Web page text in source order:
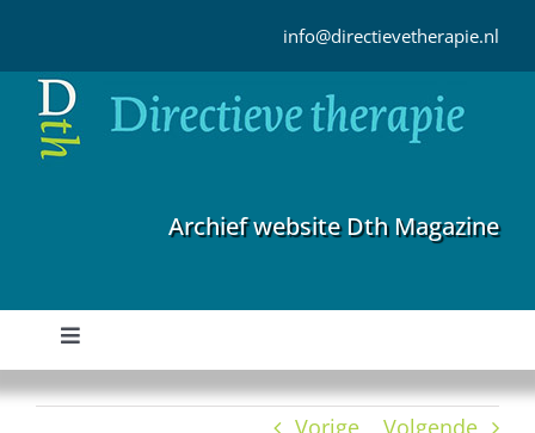
inhoud
info@directievetherapie.nl
Archief website Dth Magazine
Toggle
Navigation
Home
Vorige Volgende